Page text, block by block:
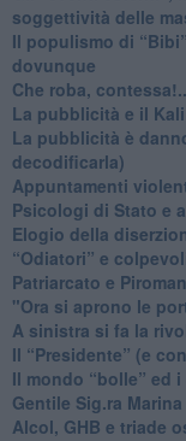
soggettività delle
​Il populismo di
dovunque
​Che roba,
La pubblicità e il Kali
​La pubblicità è
decodificarla)
​Appuntamenti
​Psicologi di Stato e
Elogio della
“Odiatori” e
​Patriarcato e
"Ora si aprono le
​A sinistra si fa la
​Il “Presidente” (e
​Il mondo “bolle” ed
​Gentile Sig.ra Marina
​Alcol, GHB e triade